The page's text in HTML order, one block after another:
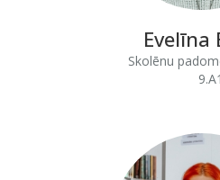
Evelīna
Skolēnu
9.A1